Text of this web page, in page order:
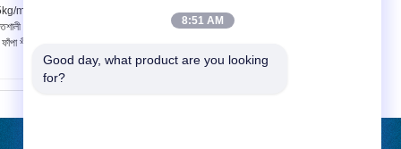
m2 টুইন ওয়াল ছাদ শীট
লোড ক্ষমতা Upvc
শীট
প্লাস্টিক পিভিসি ফাঁপা ছাদ শীট
টুইন ওয়াল Upvc ছাদ শীট
8:51 AM
Good day, what product are you looking
for?